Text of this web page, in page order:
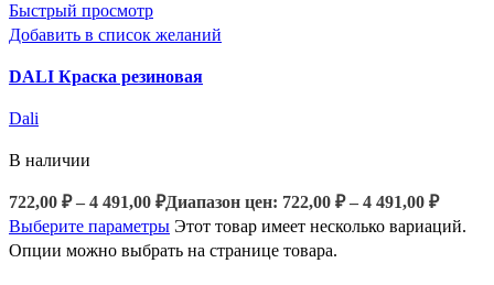
Быстрый просмотр
Добавить в список желаний
DALI Краска резиновая
Dali
В наличии
722,00 ₽ – 4 491,00 ₽Диапазон цен: 722,00 ₽ – 4 491,00 ₽
Выберите параметры Этот товар имеет несколько вариаций.
Опции можно выбрать на странице товара.